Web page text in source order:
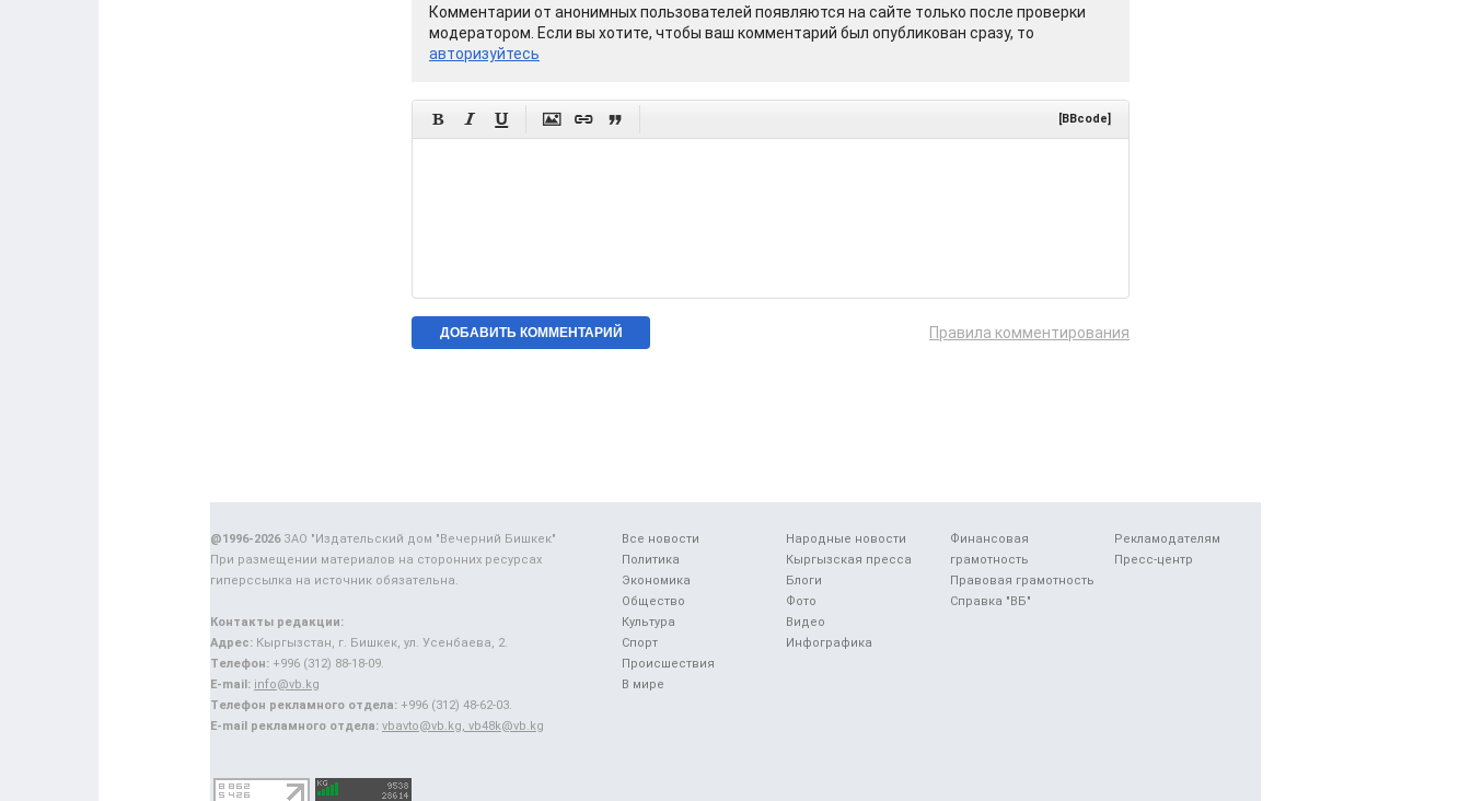
Комментарии от анонимных пользователей появляются на сайте только после проверки
модератором. Если вы хотите, чтобы ваш комментарий был опубликован сразу, то
авторизуйтесь
      [BBcode]
Правила комментирования
Все новости
Политика
Экономика
Общество
Культура
Спорт
Происшествия
В мире
Народные новости
Кыргызская пресса
Блоги
Фото
Видео
Инфографика
Финансовая
грамотность
Правовая грамотность
Справка "ВБ"
Рекламодателям
Пресс-центр
@1996-2026ЗАО "Издательский дом "Вечерний Бишкек"
При размещении материалов на сторонних ресурсах
гиперссылка на источник обязательна.
Контакты редакции:
Адрес: Кыргызстан, г. Бишкек, ул. Усенбаева, 2.
Телефон: +996 (312) 88-18-09.
E-mail: info@vb.kg
Телефон рекламного отдела: +996 (312) 48-62-03.
E-mail рекламного отдела: vbavto@vb.kg, vb48k@vb.kg